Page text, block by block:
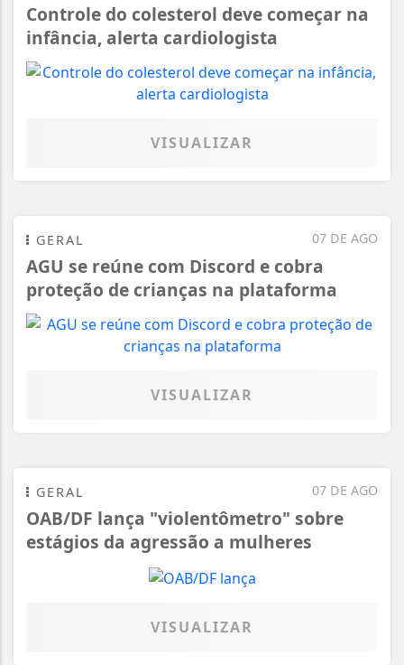
Controle do colesterol deve começar na
infância, alerta cardiologista
VISUALIZAR
07 DE AGO
GERAL
AGU se reúne com Discord e cobra
proteção de crianças na plataforma
VISUALIZAR
07 DE AGO
GERAL
OAB/DF lança "violentômetro" sobre
estágios da agressão a mulheres
VISUALIZAR